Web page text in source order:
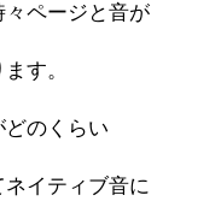
ページと音が
す。
のくらい
イティブ音に